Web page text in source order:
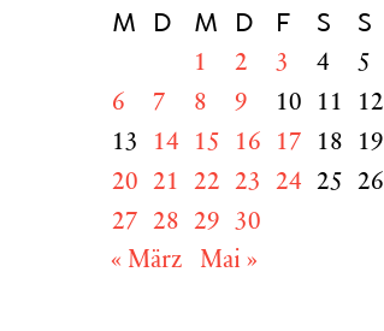
M D M D F S S
1 2 3 4
5
6
7 8 9 10 11
12
13
14 15 16 17 18
19
20
21 22 23 24 25
26
27
28 29
30
« März
Mai »